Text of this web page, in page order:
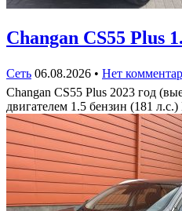
Changan CS55 Plus
Сеть 06.08.2026 • Нет
Changan CS55 Plus 2023 год
двигателем 1.5 бензин (181